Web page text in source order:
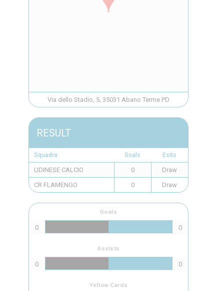
Via dello Stadio, 5, 35031 Abano Terme PD
RESULT
Squadra Goals Esito
UDINESE CALCIO 0
Draw
CR FLAMENGO
0 Draw
Goals
0 0
Assists
0 0
Yellow Cards